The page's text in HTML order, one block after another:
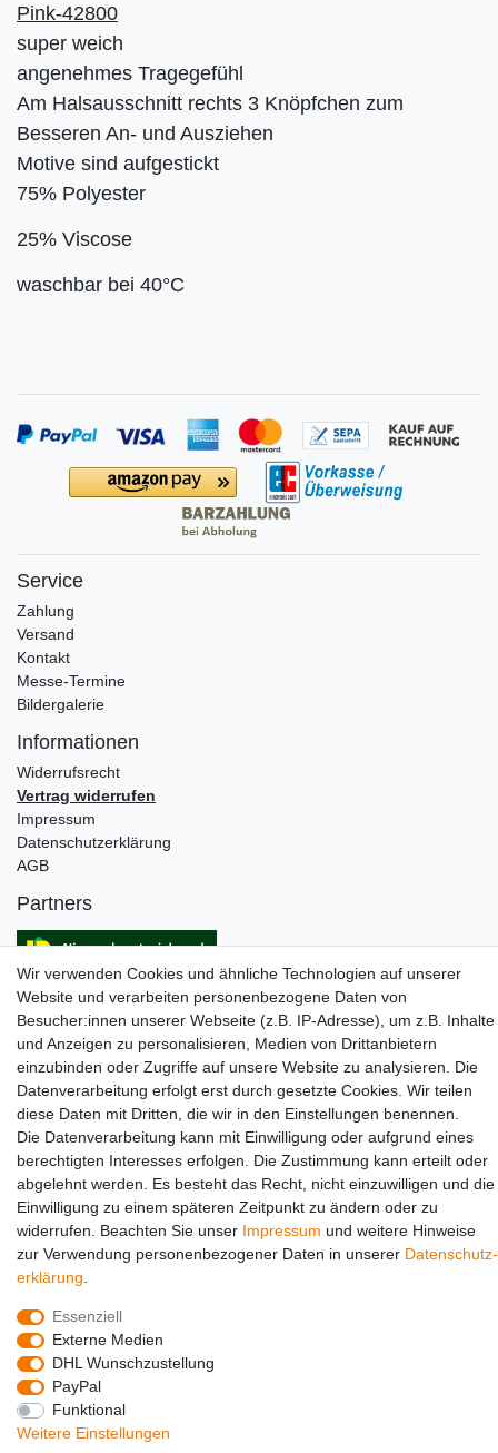
Pink-42800
super weich
angenehmes Tragegefühl
Am Halsausschnitt rechts 3 Knöpfchen zum
Besseren An- und Ausziehen
Motive sind aufgestickt
75% Polyester
25% Viscose
waschbar bei 40°C
Service
Zahlung
Versand
Kontakt
Messe-Termine
Bildergalerie
Informationen
Widerrufs­recht
Vertrag widerrufen
Impressum
Daten­schutz­erklärung
AGB
Partners
Social Media
Wir verwenden Cookies und ähnliche Technologien auf unserer
Website und verarbeiten personenbezogene Daten von
Besucher:innen unserer Webseite (z.B. IP-Adresse), um z.B. Inhalte
und Anzeigen zu personalisieren, Medien von Drittanbietern
einzubinden oder Zugriffe auf unsere Website zu analysieren. Die
Datenverarbeitung erfolgt erst durch gesetzte Cookies. Wir teilen
diese Daten mit Dritten, die wir in den Einstellungen benennen.
Die Datenverarbeitung kann mit Einwilligung oder aufgrund eines
berechtigten Interesses erfolgen. Die Zustimmung kann erteilt oder
abgelehnt werden. Es besteht das Recht, nicht einzuwilligen und die
Einwilligung zu einem späteren Zeitpunkt zu ändern oder zu
widerrufen. Beachten Sie unser Impressum und weitere Hinweise
zur Verwendung personenbezogener Daten in unserer Daten­schutz­
erklärung
Essenziell
Externe Medien
DHL Wunschzustellung
PayPal
Funktional
Weitere Einstellungen